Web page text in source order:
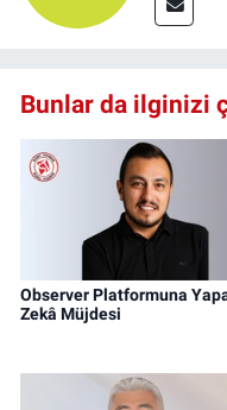
Bunlar da ilginizi
Observer Platformuna
Zekâ Müjdesi